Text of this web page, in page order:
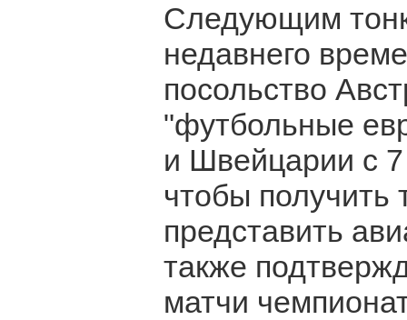
Следующим
недавнего
посольство
"футбольные
и Швейцарии с
чтобы получить
представить
также
матчи